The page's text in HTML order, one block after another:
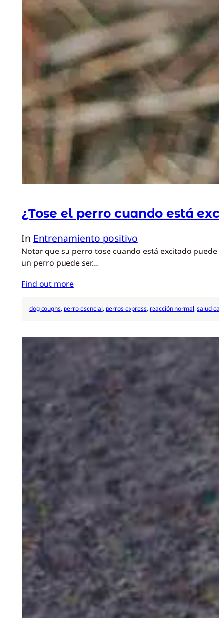
¿Tose el perro cuando está
In Entrenamiento positivo
Notar que su perro tose cuando está excitado
un perro puede ser…
Find out more
dog coughs, perro esencial, perros express, reacción normal, salud